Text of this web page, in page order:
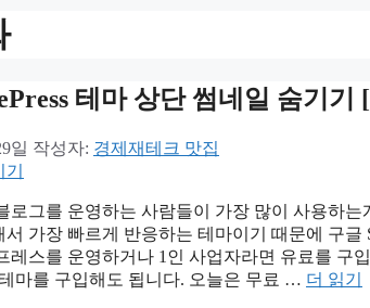
테마 상단 썸네일 숨기기
일 작성자: 경제재테크 맛집
그를 운영하는 사람들이 가장 많이 사용하는
가장 빠르게 반응하는 테마이기 때문에 구
레스를 운영하거나 1인 사업자라면 유료를 구
마를 구입해도 됩니다. 오늘은 무료 … 더 읽기